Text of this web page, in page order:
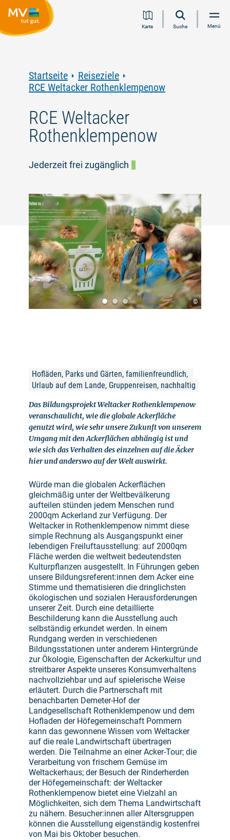
Inhalt
Navigation
Volltextsuche
FooterKarte Suche Menü
Startseite
Reiseziele
RCE Weltacker Rothenklempenow
RCE Weltacker
Rothenklempenow
Jederzeit frei zugänglich
©
Hofläden, Parks und Gärten, familienfreundlich,
Urlaub auf dem Lande, Gruppenreisen, nachhaltig
Das Bildungsprojekt Weltacker Rothenklempenow
veranschaulicht, wie die globale Ackerfläche
genutzt wird, wie sehr unsere Zukunft von unserem
Umgang mit den Ackerflächen abhängig ist und
wie sich das Verhalten des einzelnen auf die Äcker
hier und anderswo auf der Welt auswirkt.
Würde man die globalen Ackerflächen
gleichmäßig unter der Weltbevälkerung
aufteilen stünden jedem Menschen rund
2000qm Ackerland zur Verfügung. Der
Weltacker in Rothenklempenow nimmt diese
simple Rechnung als Ausgangspunkt einer
lebendigen Freiluftausstellung: auf 2000qm
Fläche werden die weltweit bedeutendsten
Kulturpflanzen ausgestellt. In Führungen geben
unsere Bildungsreferent:innen dem Acker eine
Stimme und thematisieren die dringlichsten
ökologischen und sozialen Herausforderungen
unserer Zeit. Durch eine detaillierte
Beschilderung kann die Ausstellung auch
selbständig erkundet werden. In einem
Rundgang werden in verschiedenen
Bildungsstationen unter anderem Hintergründe
zur Ökologie, Eigenschaften der Ackerkultur und
streitbarer Aspekte unseres Konsumverhaltens
nachvollziehbar und auf spielerische Weise
erläutert. Durch die Partnerschaft mit
benachbarten Demeter-Hof der
Landgesellschaft Rothenklempenow und dem
Hofladen der Höfegemeinschaft Pommern
kann das gewonnene Wissen vom Weltacker
auf die reale Landwirtschaft übertragen
werden. Die Teilnahme an einer Acker-Tour; die
Verarbeitung von frischem Gemüse im
Weltackerhaus; der Besuch der Rinderherden
der Höfegemeinschaft: der Weltacker
Rothenklempenow bietet eine Vielzahl an
Möglichkeiten, sich dem Thema Landwirtschaft
zu nähern. Besucher:innen aller Altersgruppen
können die Ausstellung eigenständig kostenfrei
von Mai bis Oktober besuchen.